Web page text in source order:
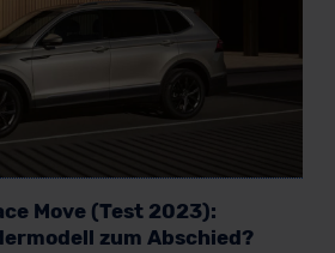
Move (Test 2023):
zum Abschied?